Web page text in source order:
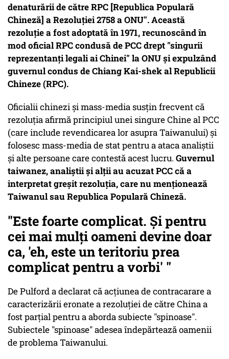
denaturării de către RPC [Republica Populară
Chineză] a Rezoluției 2758 a ONU". Această
rezoluție a fost adoptată în 1971, recunoscând în
mod oficial RPC condusă de PCC drept "singurii
reprezentanți legali ai Chinei" la ONU și expulzând
guvernul condus de Chiang Kai-shek al Republicii
Chineze (RPC).
Oficialii chinezi și mass-media susțin frecvent că
rezoluția afirmă principiul unei singure Chine al PCC
(care include revendicarea lor asupra Taiwanului) și
folosesc mass-media de stat pentru a ataca analiștii
și alte persoane care contestă acest lucru. Guvernul
taiwanez, analiștii și alții au acuzat PCC că a
interpretat greșit rezoluția, care nu menționează
Taiwanul sau Republica Populară Chineză.
"Este foarte complicat. Și pentru
cei mai mulți oameni devine doar
ca, 'eh, este un teritoriu prea
complicat pentru a vorbi' "
De Pulford a declarat că acțiunea de contracarare a
caracterizării eronate a rezoluției de către China a
fost parțial pentru a aborda subiecte "spinoase".
Subiectele "spinoase" adesea îndepărtează oamenii
de problema Taiwanului.